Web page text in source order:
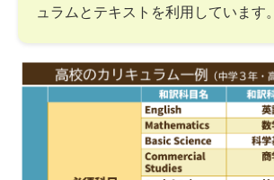
ュラムとテキストを利用しています。